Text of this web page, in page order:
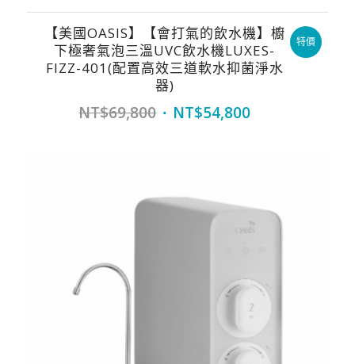
【美國OASIS】【會打氣的飲水機】櫥
下極奢氣泡三溫UVC飲水機LUXES-
FIZZ-401(配置高效三道軟水抑菌淨水
器)
NT$69,800 Original
NT$54,800Current
特價